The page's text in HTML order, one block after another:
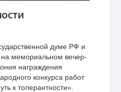
думе РФ и
на мемориальном вечер-
награждения
конкурса работ
к толерантности».